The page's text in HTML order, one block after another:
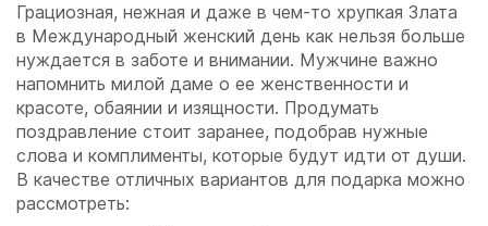
Грациозная, нежная и даже в чем-то хрупкая Злата
в Международный женский день как нельзя больше
нуждается в заботе и внимании. Мужчине важно
напомнить милой даме о ее женственности и
красоте, обаянии и изящности. Продумать
поздравление стоит заранее, подобрав нужные
слова и комплименты, которые будут идти от души.
В качестве отличных вариантов для подарка можно
рассмотреть: